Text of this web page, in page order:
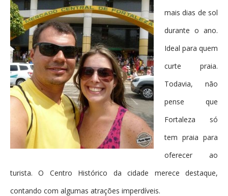
mais dias de sol
durante o ano.
Ideal para quem
curte praia.
Todavia, não
pense que
Fortaleza só
tem praia para
oferecer ao
turista. O Centro Histórico da cidade merece destaque,
contando com algumas atrações imperdíveis.